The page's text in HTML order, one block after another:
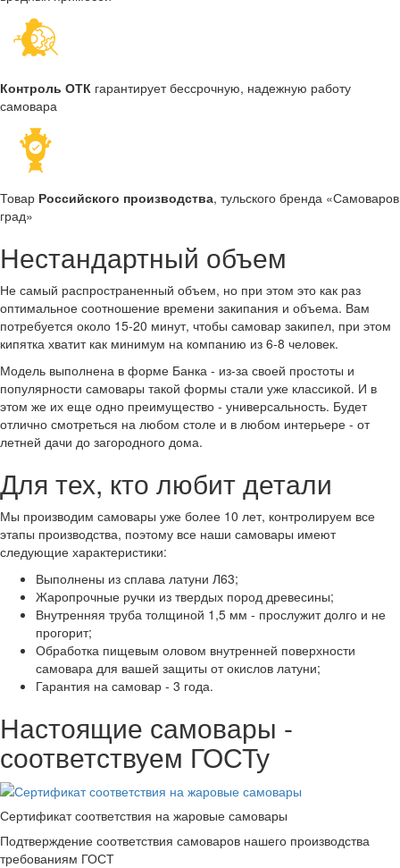
Контроль ОТК гарантирует бессрочную, надежную работу
самовара
Товар Российского производства, тульского бренда «Самоваров
град»
Нестандартный объем
Не самый распространенный объем, но при этом это как раз
оптимальное соотношение времени закипания и объема. Вам
потребуется около 15-20 минут, чтобы самовар закипел, при этом
кипятка хватит как минимум на компанию из 6-8 человек.
Модель выполнена в форме Банка - из-за своей простоты и
популярности самовары такой формы стали уже классикой. И в
этом же их еще одно преимущество - универсальность. Будет
отлично смотреться на любом столе и в любом интерьере - от
летней дачи до загородного дома.
Для тех, кто любит детали
Мы производим самовары уже более 10 лет, контролируем все
этапы производства, поэтому все наши самовары имеют
следующие характеристики:
Выполнены из сплава латуни Л63;
Жаропрочные ручки из твердых пород древесины;
Внутренняя труба толщиной 1,5 мм - прослужит долго и не
прогорит;
Обработка пищевым оловом внутренней поверхности
самовара для вашей защиты от окислов латуни;
Гарантия на самовар - 3 года.
Настоящие самовары -
соответствуем ГОСТу
Сертификат соответствия на жаровые самовары
Подтверждение соответствия самоваров нашего производства
требованиям ГОСТ